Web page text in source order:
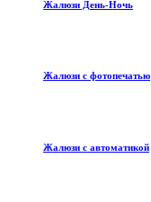
Жалюзи День-Ночь
Жалюзи с фотопечатью
Жалюзи с автоматикой